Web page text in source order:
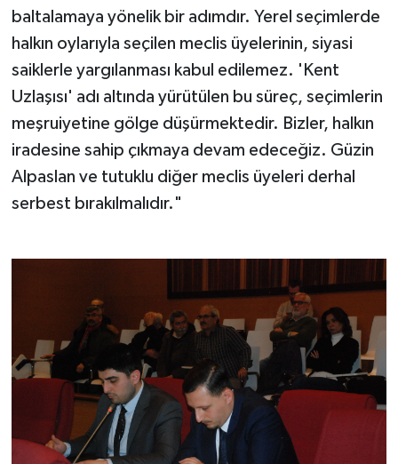
baltalamaya yönelik bir adımdır. Yerel seçimlerde
halkın oylarıyla seçilen meclis üyelerinin, siyasi
saiklerle yargılanması kabul edilemez. 'Kent
Uzlaşısı' adı altında yürütülen bu süreç, seçimlerin
meşruiyetine gölge düşürmektedir. Bizler, halkın
iradesine sahip çıkmaya devam edeceğiz. Güzin
Alpaslan ve tutuklu diğer meclis üyeleri derhal
serbest bırakılmalıdır."